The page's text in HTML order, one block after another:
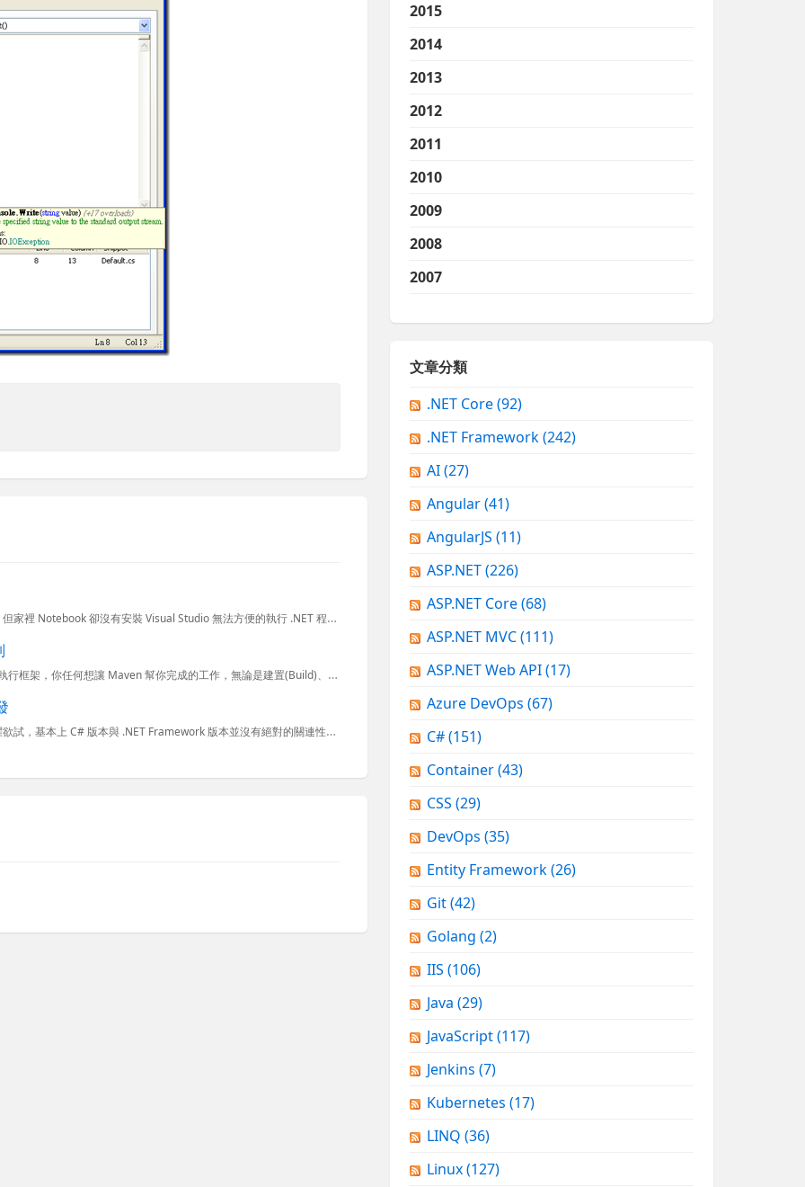
上個週末在家沒事的時候，想說寫寫幾個打發時間的小程式，但家裡 Notebook 卻沒有安裝 Visual Studio 無法方便的執行 .NET 程式，所以我就把之前在這裡看到的 Snippet Co...
Apache Maven 之所以強大，是因為他有一個強大的 Plugin 執行框架，你任何想讓 Maven 幫你完成的工作，無論是建置(Build)、封裝(Packaging)、產生報表(Report
由於 C# 6.0 採用全新 Roslyn 編譯器平台，想必有不少人躍躍欲試，基本上 C# 版本與 .NET Framework 版本並沒有絕對的關連性，像本次 C# 6.0 所提供的都是編譯器的特性...
2015
2014
2013
2012
2011
2010
2009
2008
2007
文章分類
.NET Core(92)
.NET Framework(242)
AI(27)
Angular(41)
AngularJS (11)
ASP.NET(226)
ASP.NET Core(68)
ASP.NET MVC(111)
ASP.NET Web API(17)
Azure DevOps (67)
C#(151)
Container(43)
CSS (29)
DevOps (35)
Entity Framework(26)
Git(42)
Golang (2)
IIS (106)
Java (29)
JavaScript(117)
Jenkins (7)
Kubernetes (17)
LINQ (36)
Linux(127)